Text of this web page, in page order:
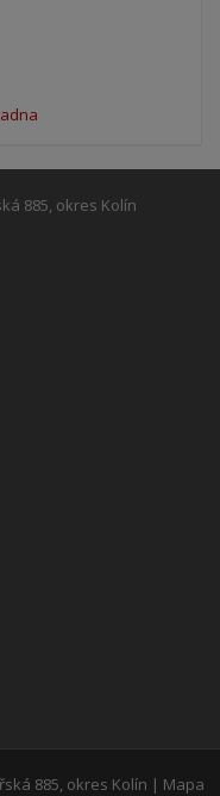
885, okres Kolín
885, okres Kolín | Mapa